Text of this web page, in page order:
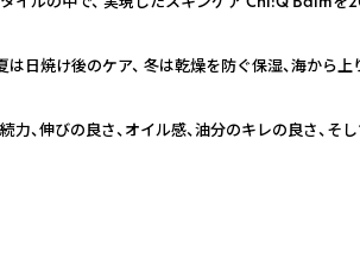
日焼け後のケア、 冬は乾燥を防ぐ保湿、海から
、伸びの良さ、オイル感、油分のキレの良さ、そ